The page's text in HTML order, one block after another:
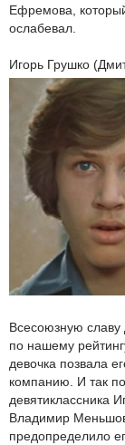
Ефремова,
ослабевал.
Игорь Грушко
Всесоюзную славу
по нашему
девочка позвала
компанию. И так
девятиклассника
Владимир
предопределило